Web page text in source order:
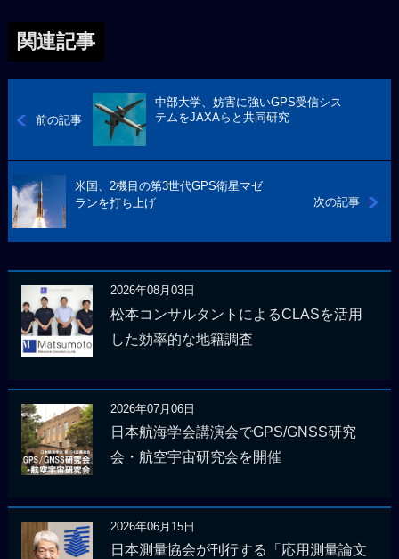
関連記事
前の記事
中部大学、妨害に強いGPS受信シス
テムをJAXAらと共同研究
次の記事
米国、2機目の第3世代GPS衛星マゼ
ランを打ち上げ
2026年08月03日
松本コンサルタントによるCLASを活用
した効率的な地籍調査
2026年07月06日
日本航海学会講演会でGPS/GNSS研究
会・航空宇宙研究会を開催
2026年06月15日
日本測量協会が刊行する「応用測量論文